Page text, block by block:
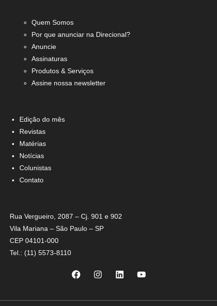
Quem Somos
Por que anunciar na Direcional?
Anuncie
Assinaturas
Produtos & Serviços
Assine nossa newsletter
Edição do mês
Revistas
Matérias
Notícias
Colunistas
Contato
Rua Vergueiro, 2087 – Cj. 901 e 902
Vila Mariana – São Paulo – SP
CEP 04101-000
Tel.: (11) 5573-8110